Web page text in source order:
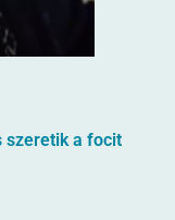
szeretik a focit